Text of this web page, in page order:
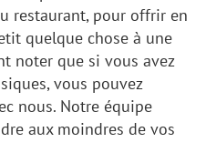
restaurant, pour offrir en
quelque chose à une
noter que si vous avez
vous pouvez
nous. Notre équipe
aux moindres de vos